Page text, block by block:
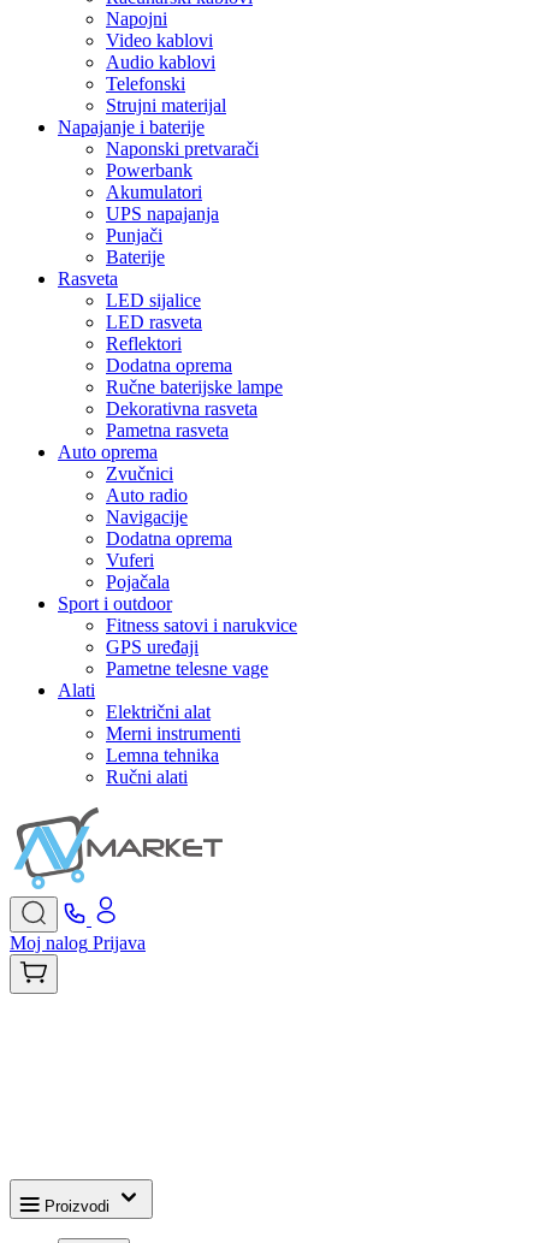
Napojni
Video kablovi
Audio kablovi
Telefonski
Strujni materijal
Napajanje i baterije
Naponski pretvarači
Powerbank
Akumulatori
UPS napajanja
Punjači
Baterije
Rasveta
LED sijalice
LED rasveta
Reflektori
Dodatna oprema
Ručne baterijske lampe
Dekorativna rasveta
Pametna rasveta
Auto oprema
Zvučnici
Auto radio
Navigacije
Dodatna oprema
Vuferi
Pojačala
Sport i outdoor
Fitness satovi i narukvice
GPS uređaji
Pametne telesne vage
Alati
Električni alat
Merni instrumenti
Lemna tehnika
Ručni alati
Moj nalog Prijava
Proizvodi